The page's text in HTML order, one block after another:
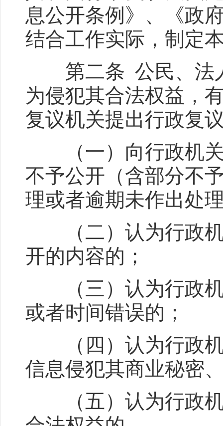
息公开条例 》、《政
结合工作实际，制定
第二条 公民、法人
为侵犯其合法权益，
复议机关提出行政复
（一）向行政机关
不予公开（含部分不
理或者逾期未作出处
（二）认为行政机
开的内容的；
（三）认为行政机
或者时间错误的；
（四）认为行政机
信息侵犯其商业秘密
（五）认为行政机